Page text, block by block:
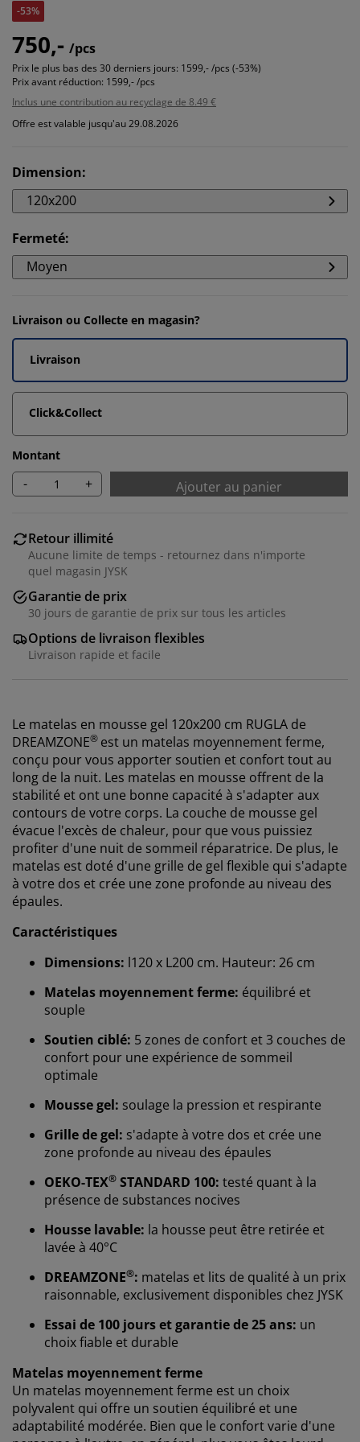
-53%
750,- /pcs
Prix le plus bas des 30 derniers jours: 1599,- /pcs (-53%)
Prix avant réduction: 1599,- /pcs
Inclus une contribution au recyclage de 8.49 €
Offre est valable jusqu'au 29.08.2026
Dimension:
120x200
Fermeté:
Moyen
Livraison ou Collecte en magasin?
Livraison
Click&Collect
Montant
- + Ajouter au panier
Retour illimité
Aucune limite de temps - retournez dans n'importe
quel magasin JYSK
Garantie de prix
30 jours de garantie de prix sur tous les articles
Options de livraison flexibles
Livraison rapide et facile
Le matelas en mousse gel 120x200 cm RUGLA de
DREAMZONE® est un matelas moyennement ferme,
conçu pour vous apporter soutien et confort tout au
long de la nuit. Les matelas en mousse offrent de la
stabilité et ont une bonne capacité à s'adapter aux
contours de votre corps. La couche de mousse gel
évacue l'excès de chaleur, pour que vous puissiez
profiter d'une nuit de sommeil réparatrice. De plus, le
matelas est doté d'une grille de gel flexible qui s'adapte
à votre dos et crée une zone profonde au niveau des
épaules.
Caractéristiques
Dimensions: l120 x L200 cm. Hauteur: 26 cm
Matelas moyennement ferme: équilibré et
souple
Soutien ciblé: 5 zones de confort et 3 couches de
confort pour une expérience de sommeil
optimale
Mousse gel: soulage la pression et respirante
Grille de gel: s'adapte à votre dos et crée une
zone profonde au niveau des épaules
OEKO-TEX® STANDARD 100: testé quant à la
présence de substances nocives
Housse lavable: la housse peut être retirée et
lavée à 40°C
DREAMZONE®: matelas et lits de qualité à un prix
raisonnable, exclusivement disponibles chez JYSK
Essai de 100 jours et garantie de 25 ans: un
choix fiable et durable
Matelas moyennement ferme
Un matelas moyennement ferme est un choix
polyvalent qui offre un soutien équilibré et une
adaptabilité modérée. Bien que le confort varie d'une
Nous personnalisons votre expérience
Chez JYSK, nous utilisons des cookies et des
identifiants mobiles pour vous garantir une bonne
expérience lorsque vous visitez notre site web. Les
cookies collectent des informations vous concernant
afin de garantir le bon fonctionnement du site, de
générer des statistiques et de vous proposer des
publicités pertinentes. Lorsque vous acceptez les
cookies marketing, nous partageons vos données de